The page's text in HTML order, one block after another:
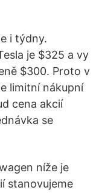
i týdny.
je $325 a vy
$300. Proto v
limitní nákupní
cena akcií
se
níže je
stanovujeme